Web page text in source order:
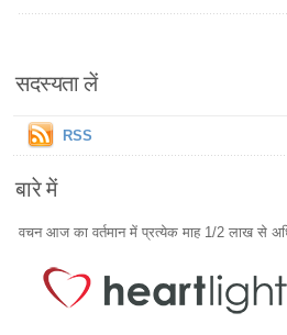
सदस्यता लें
RSS
बारे में
वचन आज का वर्तमान में प्रत्येक माह 1/2 लाख से